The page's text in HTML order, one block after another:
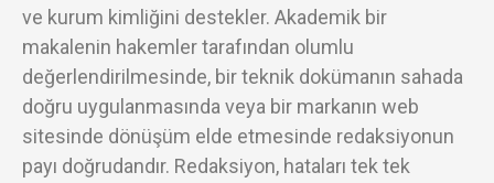
ve kurum kimliğini destekler. Akademik bir
makalenin hakemler tarafından olumlu
değerlendirilmesinde, bir teknik dokümanın sahada
doğru uygulanmasında veya bir markanın web
sitesinde dönüşüm elde etmesinde redaksiyonun
payı doğrudandır. Redaksiyon, hataları tek tek